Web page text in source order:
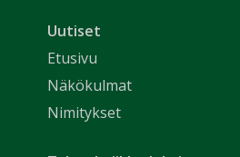
Uutiset
Etusivu
Näkökulmat
Nimitykset